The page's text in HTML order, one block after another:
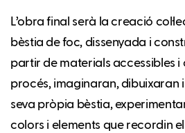
L’obra final serà la creació
bèstia de foc, dissenyada i
partir de materials accessibles i
procés, imaginaran, dibuixaran
seva pròpia bèstia,
colors i elements que recordin